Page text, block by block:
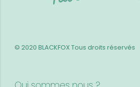
© 2020 BLACKFOXTous droits réservés